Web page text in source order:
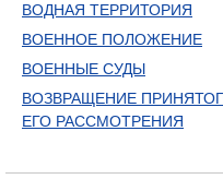
ВОДНАЯ ТЕРРИТОРИЯ
ВОЕННОЕ ПОЛОЖЕНИЕ
ВОЕННЫЕ СУДЫ
ВОЗВРАЩЕНИЕ
ЕГО РАССМОТРЕНИЯ